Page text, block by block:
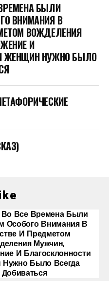
БЫЛИ
ВНИМАНИЯ В
ВОЖДЕЛЕНИЯ
И
ЖЕНЩИН НУЖНО БЫЛО
Все Времена Были
Особого Внимания В
И Предметом
Мужчин,
И Благосклонности
Было Всегда
Добиваться